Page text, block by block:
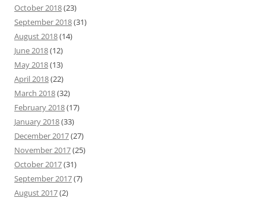
October 2018(23)
September 2018(31)
August 2018(14)
June 2018(12)
May 2018(13)
April 2018(22)
March 2018(32)
February 2018(17)
January 2018(33)
December 2017(27)
November 2017(25)
October 2017(31)
September 2017(7)
August 2017(2)